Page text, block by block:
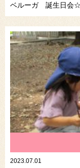
ベルーガ 誕生日会☆
2023.07.01